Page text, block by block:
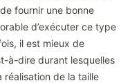
fournir une bonne
d’exécuter ce type
il est mieux de
à-dire durant lesquelles
réalisation de la taille